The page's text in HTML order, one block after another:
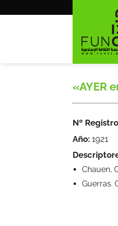
«AYER
Nº
Año: 1921
Chauen,
Guerras.